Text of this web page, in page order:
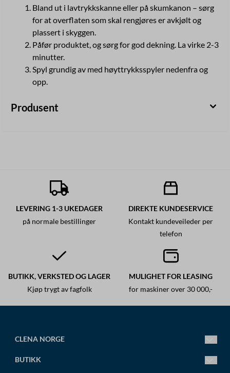
Bland ut i lavtrykkskanne eller på skumkanon – sørg
for at overflaten som skal rengjøres er avkjølt og
plassert i skyggen.
Påfør produktet, og sørg for god dekning. La virke 2-3
minutter.
Spyl grundig av med høyttrykksspyler nedenfra og
opp.
Produsent
LEVERING 1-3 UKEDAGER
på normale bestillinger
DIREKTE KUNDESERVICE
Kontakt kundeveileder per
telefon
BUTIKK, VERKSTED OG LAGER
Kjøp trygt av fagfolk
MULIGHET FOR LEASING
for maskiner over 30 000,-
CLENA NORGE
Vi leverer alt fra små standard høytrykksspylere til store
BUTIKK